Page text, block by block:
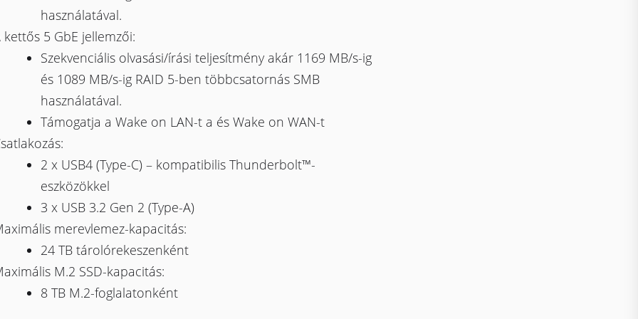
használatával.
kettős 5 GbE jellemzői:
Szekvenciális olvasási/írási teljesítmény akár 1169 MB/s-ig
és 1089 MB/s-ig RAID 5-ben többcsatornás SMB
használatával.
Támogatja a Wake on LAN-t a és Wake on WAN-t
2 x USB4 (Type-C) – kompatibilis Thunderbolt™-
eszközökkel
3 x USB 3.2 Gen 2 (Type-A)
merevlemez-kapacitás:
24 TB tárolórekeszenként
M.2 SSD-kapacitás:
8 TB M.2-foglalatonként